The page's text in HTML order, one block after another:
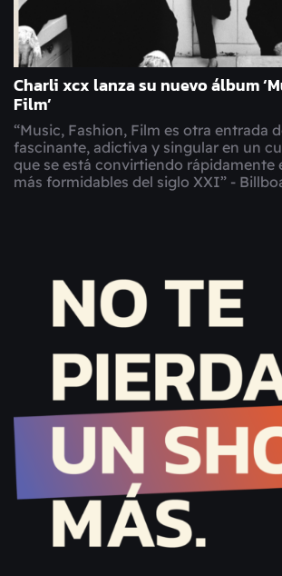
Charli xcx lanza su nuevo álbum
Film’
“Music, Fashion, Film es otra entrada
fascinante, adictiva y singular en un
que se está convirtiendo rápidamente
más formidables del siglo XXI” -